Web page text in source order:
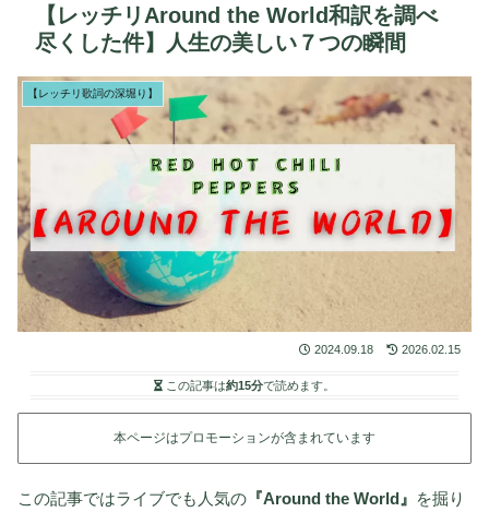
【レッチリAround the World和訳を調べ
尽くした件】人生の美しい７つの瞬間
【レッチリ歌詞の深堀り】
2024.09.18 2026.02.15
この記事は約15分で読めます。
本ページはプロモーションが含まれています
この記事ではライブでも人気の 『Around the World』 を掘り